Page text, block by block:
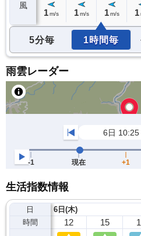
風
1 m/s 1 m/s 1 m/s 1
5分毎 1時間毎
雨雲レーダー
生活指数情報
日
時間
6日(木)
12 15